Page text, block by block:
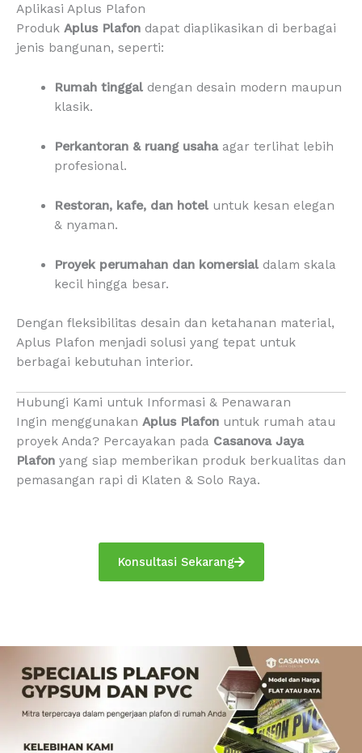
Aplikasi Aplus Plafon
Produk Aplus Plafon dapat diaplikasikan di berbagai
jenis bangunan, seperti:
Rumah tinggaldengan desain modern maupun
klasik.
Perkantoran & ruang usahaagar terlihat lebih
profesional.
Restoran, kafe, dan hoteluntuk kesan elegan
& nyaman.
Proyek perumahan dan komersialdalam skala
kecil hingga besar.
Dengan fleksibilitas desain dan ketahanan material,
Aplus Plafon menjadi solusi yang tepat untuk
berbagai kebutuhan interior.
Hubungi Kami untuk Informasi & Penawaran
Ingin menggunakan Aplus Plafon untuk rumah atau
proyek Anda? Percayakan pada Casanova Jaya
Plafon yang siap memberikan produk berkualitas dan
pemasangan rapi di Klaten & Solo Raya.
Konsultasi Sekarang